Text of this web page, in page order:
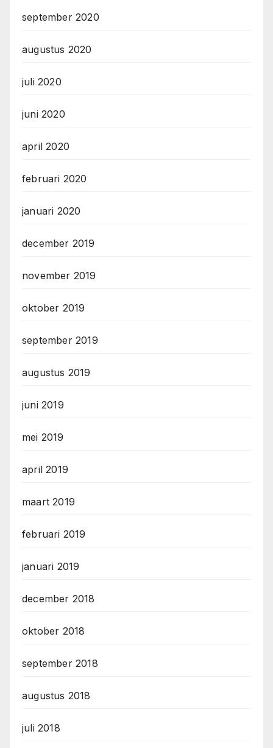
september 2020
augustus 2020
juli 2020
juni 2020
april 2020
februari 2020
januari 2020
december 2019
november 2019
oktober 2019
september 2019
augustus 2019
juni 2019
mei 2019
april 2019
maart 2019
februari 2019
januari 2019
december 2018
oktober 2018
september 2018
augustus 2018
juli 2018